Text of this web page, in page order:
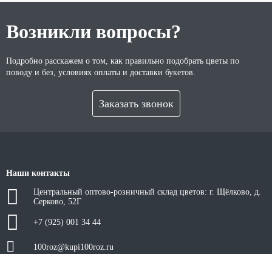
Возникли вопросы?
Подробно расскажем о том, как правильно подобрать цветы по
поводу и без, условиях оплаты и доставки букетов.
Заказать звонок
Наши контакты
Центральный оптово-розничный склад цветов: г. Щёлково, д.
Серково, 52Г
+7 (925) 001 34 44
100roz@kupi100roz.ru